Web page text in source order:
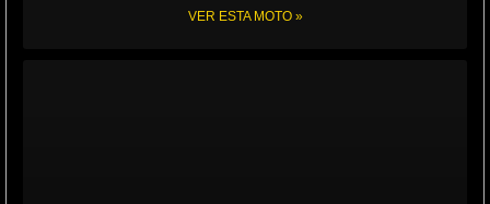
VER ESTA MOTO »